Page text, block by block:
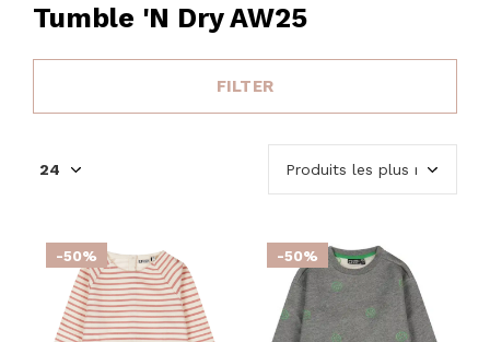
Tumble 'N Dry AW25
FILTER
-50% -50%